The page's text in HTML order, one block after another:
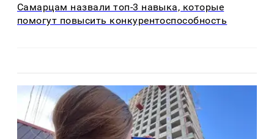
Самарцам назвали топ-3 навыка, которые
помогут повысить конкурентоспособность